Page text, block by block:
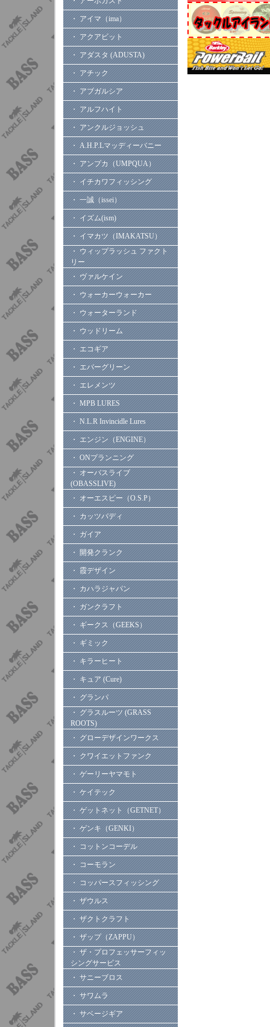
・ アイマ（ima）
・ アクアビット
・ アダスタ (ADUSTA)
・ アチック
・ アブガルシア
・ アルフハイト
・ アンクルジョッシュ
・ A.H.P.Lマッディーバニー
・ アンプカ（UMPQUA）
・ イチカワフィッシング
・ 一誠（issei）
・ イズム(ism)
・ イマカツ（IMAKATSU）
・ ウィップラッシュ ファクト
リー
・ ヴァルケイン
・ ウォーカーウォーカー
・ ウォーターランド
・ ウッドリーム
・ エコギア
・ エバーグリーン
・ エレメンツ
・ MPB LURES
・ N.L.R Invincidle Lures
・ エンジン（ENGINE）
・ ONプランニング
・ オーバスライブ
(OBASSLIVE)
・ オーエスピー（O.S.P）
・ カッツバディ
・ ガイア
・ 開発クランク
・ 霞デザイン
・ カハラジャパン
・ ガンクラフト
・ ギークス（GEEKS）
・ ギミック
・ キラーヒート
・ キュア (Cure)
・ グランパ
・ グラスルーツ (GRASS
ROOTS)
・ グローデザインワークス
・ クワイエットファンク
・ ゲーリーヤマモト
・ ケイテック
・ ゲットネット（GETNET）
・ ゲンキ（GENKI）
・ コットンコーデル
・ コーモラン
・ コッパースフィッシング
・ ザウルス
・ ザクトクラフト
・ ザップ（ZAPPU）
・ ザ・プロフェッサーフィッ
シングサービス
・ サニーブロス
・ サワムラ
・ サベージギア